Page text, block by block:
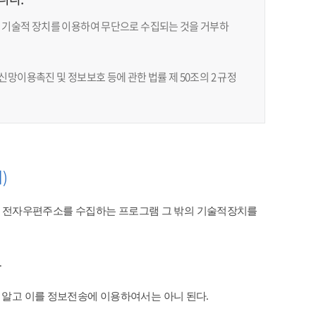
술적 장치를 이용하여 무단으로 수집되는 것을 거부하
이용촉진 및 정보보호 등에 관한 법률 제 50조의 2 규정
자우편주소를 수집하는 프로그램 그 밖의 기술적장치를
고 이를 정보전송에 이용하여서는 아니 된다.